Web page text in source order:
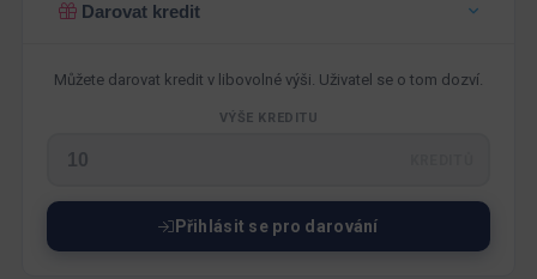
Darovat kredit
Můžete darovat kredit v libovolné výši. Uživatel se o tom dozví.
VÝŠE KREDITU
Přihlásit se pro darování